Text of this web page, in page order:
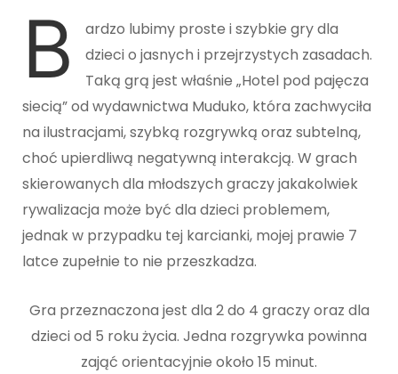
B
ardzo lubimy proste i szybkie gry dla
dzieci o jasnych i przejrzystych zasadach.
Taką grą jest właśnie „Hotel pod pajęcza
siecią” od wydawnictwa Muduko, która zachwyciła
na ilustracjami, szybką rozgrywką oraz subtelną,
choć upierdliwą negatywną interakcją. W grach
skierowanych dla młodszych graczy jakakolwiek
rywalizacja może być dla dzieci problemem,
jednak w przypadku tej karcianki, mojej prawie 7
latce zupełnie to nie przeszkadza.
Gra przeznaczona jest dla 2 do 4 graczy oraz dla
dzieci od 5 roku życia. Jedna rozgrywka powinna
zająć orientacyjnie około 15 minut.